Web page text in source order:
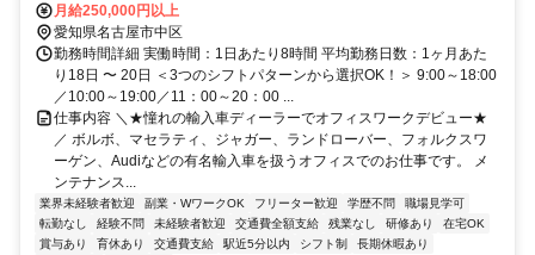
月給250,000円以上
愛知県名古屋市中区
勤務時間詳細 実働時間：1日あたり8時間 平均勤務日数：1ヶ月あた
り18日 〜 20日 ＜3つのシフトパターンから選択OK！＞ 9:00～18:00
／10:00～19:00／11：00～20：00 ...
仕事内容 ＼★憧れの輸入車ディーラーでオフィスワークデビュー★
／ ボルボ、マセラティ、ジャガー、ランドローバー、フォルクスワ
ーゲン、Audiなどの有名輸入車を扱うオフィスでのお仕事です。 メ
ンテナンス...
業界未経験者歓迎 副業・WワークOK フリーター歓迎 学歴不問
職場見学可
転勤なし
経験不問 未経験者歓迎 交通費全額支給 残業なし 研修あり
在宅OK
賞与あり
育休あり 交通費支給 駅近5分以内 シフト制
長期休暇あり